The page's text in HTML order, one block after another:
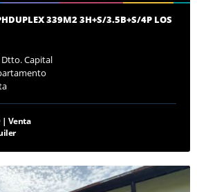
339M2 3H+S/3.5B+S/4P LOS
Capital
| Venta